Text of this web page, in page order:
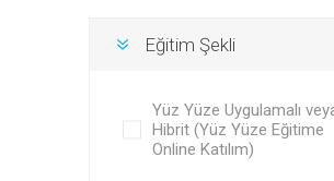
Eğitim Şekli
Yüz Yüze Uygulamalı
Hibrit (Yüz Yüze Eğitime
Online Katılım)